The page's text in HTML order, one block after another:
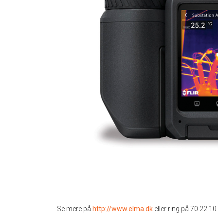
Se mere på http://www.elma.dk eller ring på 70 22 10